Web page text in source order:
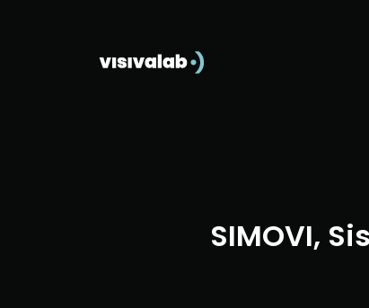
SIMOVI,